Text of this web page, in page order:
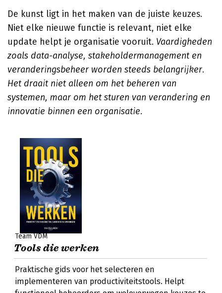
De kunst ligt in het maken van de juiste keuzes.
Niet elke nieuwe functie is relevant, niet elke
update helpt je organisatie vooruit. Vaardigheden
zoals data-analyse, stakeholdermanagement en
veranderingsbeheer worden steeds belangrijker.
Het draait niet alleen om het beheren van
systemen, maar om het sturen van verandering en
innovatie binnen een organisatie.
Team VDM
Tools die werken
Praktische gids voor het selecteren en
implementeren van productiviteitstools. Helpt